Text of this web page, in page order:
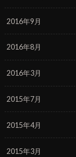
2016年9月
2016年8月
2016年3月
2015年7月
2015年4月
2015年3月